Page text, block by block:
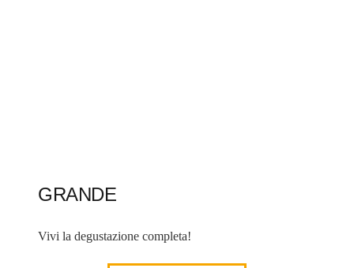
GRANDE
Vivi la degustazione completa!